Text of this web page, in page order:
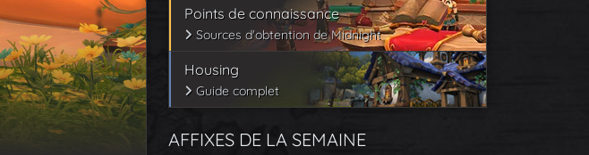
Points de connaissance
Sources d'obtention de Midnight
Housing
Guide complet
AFFIXES DE LA SEMAINE